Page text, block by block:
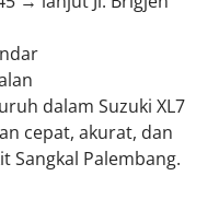
dalam Suzuki XL7
cepat, akurat, dan
Sangkal Palembang.